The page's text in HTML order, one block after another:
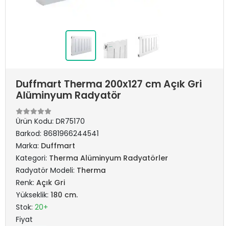
Duffmart Therma 200x127 cm Açık Gri
Alüminyum Radyatör
Ürün Kodu: DR75170
Barkod: 8681966244541
Marka: Duffmart
Kategori: Therma Alüminyum Radyatörler
Radyatör Modeli: Therma
Renk: Açık Gri
Yükseklik: 180 cm.
Stok: 20+
Fiyat